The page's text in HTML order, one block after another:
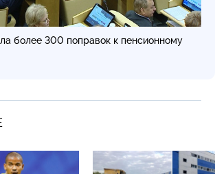
более 300 поправок к пенсионному